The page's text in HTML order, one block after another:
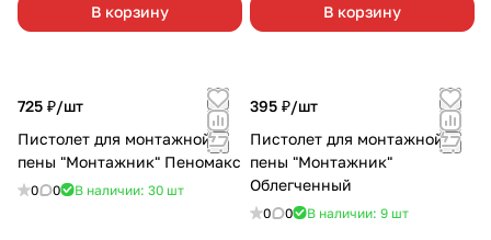
В корзину В корзину
725 ₽/шт
Пистолет для монтажной
пены "Монтажник" Пеномакс
0 0 В наличии: 30 шт
395 ₽/шт
Пистолет для монтажной
пены "Монтажник"
Облегченный
0 0 В наличии: 9 шт